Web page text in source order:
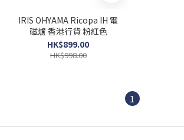
IRIS OHYAMA Ricopa IH 電
磁爐 香港行貨 粉紅色
HK$899.00
HK$998.00
1